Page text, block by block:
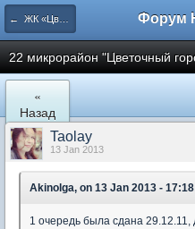
← ЖК «Цветочный город» Микрорайон 22
22 микрорайон "Цветочный
«
Назад
Taolay
13 Jan 2013
Akinolga, on 13 Jan 2013 -
1 очередь была сдана